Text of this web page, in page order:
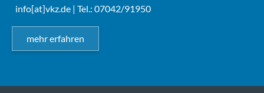
info[at]vkz.de | Tel.: 07042/91950
mehr erfahren